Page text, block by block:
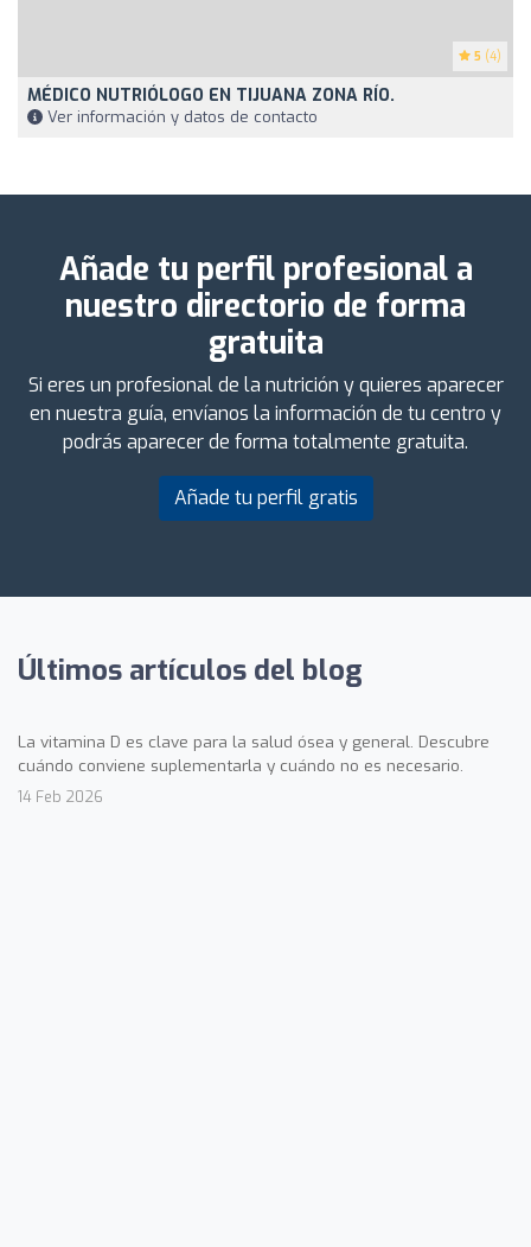
5 (4)
MÉDICO NUTRIÓLOGO EN TIJUANA ZONA RÍO.
Ver información y datos de contacto
Añade tu perfil profesional a
nuestro directorio de forma
gratuita
Si eres un profesional de la nutrición y quieres aparecer
en nuestra guía, envíanos la información de tu centro y
podrás aparecer de forma totalmente gratuita.
Añade tu perfil gratis
Últimos artículos del blog
La vitamina D es clave para la salud ósea y general. Descubre
cuándo conviene suplementarla y cuándo no es necesario.
14 Feb 2026